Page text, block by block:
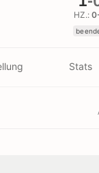
HZ.:
Stats